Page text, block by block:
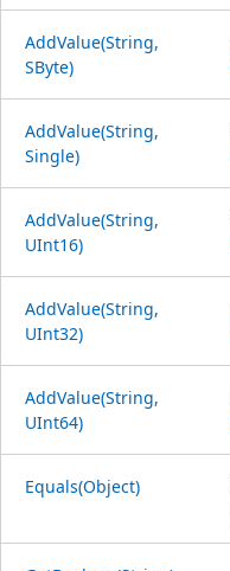
AddValue(String,
SByte)
AddValue(String,
Single)
AddValue(String,
UInt16)
AddValue(String,
UInt32)
AddValue(String,
UInt64)
Equals(Object)